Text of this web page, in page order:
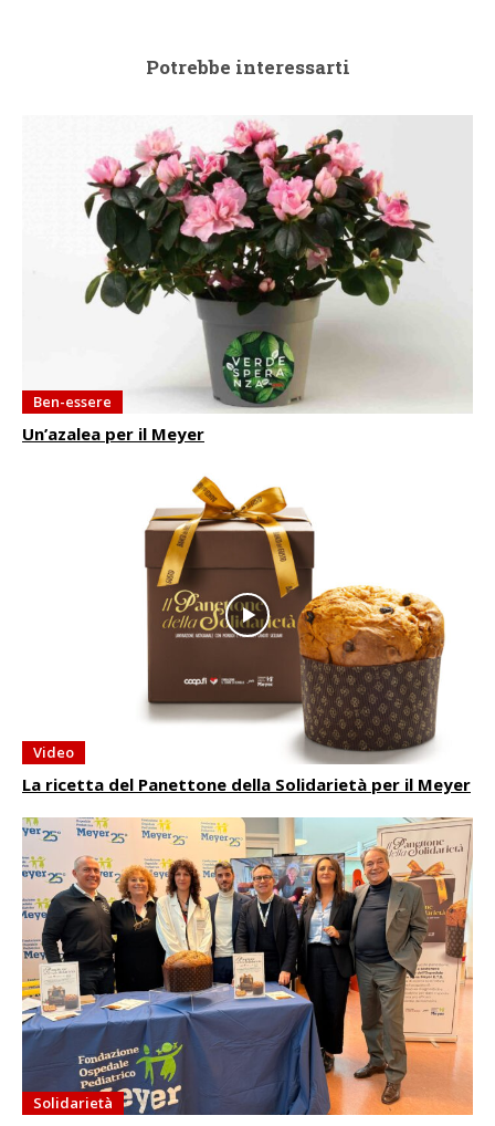
Potrebbe interessarti
Ben-essere
Un’azalea per il Meyer
Video
La ricetta del Panettone della Solidarietà per il Meyer
Solidarietà